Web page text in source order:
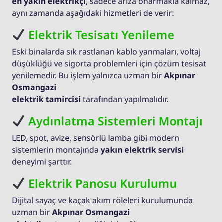
aynı zamanda aşağıdaki hizmetleri de verir:
Elektrik Tesisatı Yenileme
Eski binalarda sık rastlanan kablo yanmaları, voltaj
düşüklüğü ve sigorta problemleri için çözüm tesisat
yenilemedir. Bu işlem yalnızca uzman birAkpınar
Osmangazi
elektrik tamircisi tarafından yapılmalıdır.
Aydınlatma Sistemleri Montajı
LED, spot, avize, sensörlü lamba gibi modern
sistemlerin montajında yakın elektrik servisi
deneyimi şarttır.
Elektrik Panosu Kurulumu
Dijital sayaç ve kaçak akım röleleri kurulumunda
uzman birAkpınar Osmangazi